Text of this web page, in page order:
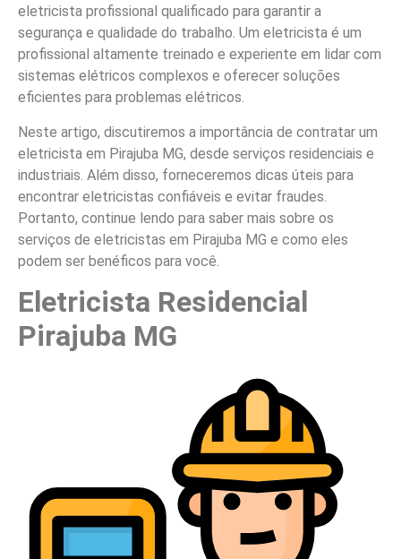
eletricista profissional qualificado para garantir a
segurança e qualidade do trabalho. Um eletricista é um
profissional altamente treinado e experiente em lidar com
sistemas elétricos complexos e oferecer soluções
eficientes para problemas elétricos.
Neste artigo, discutiremos a importância de contratar um
eletricista em Pirajuba MG, desde serviços residenciais e
industriais. Além disso, forneceremos dicas úteis para
encontrar eletricistas confiáveis e evitar fraudes.
Portanto, continue lendo para saber mais sobre os
serviços de eletricistas em Pirajuba MG e como eles
podem ser benéficos para você.
Eletricista Residencial
Pirajuba MG